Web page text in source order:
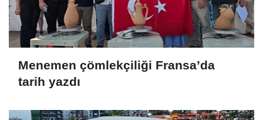
Menemen çömlekçiliği Fransa’da
tarih yazdı